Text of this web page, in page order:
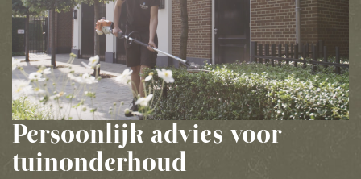
Persoonlijk advies voor
tuinonderhoud